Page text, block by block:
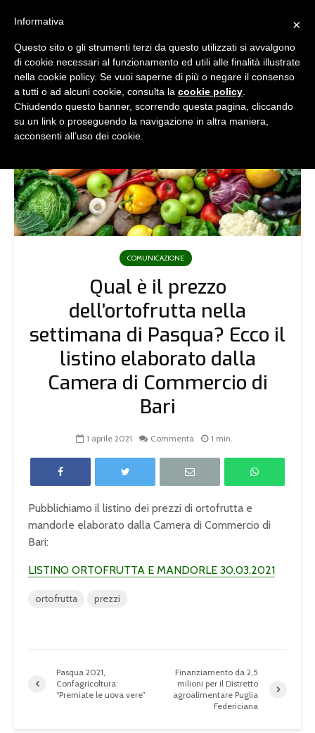
COMUNICAZIONE
Qual è il prezzo
dell’ortofrutta nella
settimana di Pasqua? Ecco il
listino elaborato dalla
Camera di Commercio di
Bari
1 aprile 2021 Commenta 1 min.
Pubblichiamo il listino dei prezzi di ortofrutta e
mandorle elaborato dalla Camera di Commercio di
Bari:
LISTINO ORTOFRUTTA E MANDORLE 30.03.2021
ortofrutta prezzi
Pasqua 2021,
Confagricoltura:
“Premiate le uova vere”
Finanziamento da 2,5
milioni per il Distretto
agroalimentare Puglia
Federiciana
×
Informativa
Questo sito o gli strumenti terzi da questo utilizzati si avvalgono
di cookie necessari al funzionamento ed utili alle finalità illustrate
nella cookie policy. Se vuoi saperne di più o negare il consenso
a tutti o ad alcuni cookie, consulta la cookie policy
Chiudendo questo banner, scorrendo questa pagina, cliccando
su un link o proseguendo la navigazione in altra maniera,
acconsenti all’uso dei cookie.